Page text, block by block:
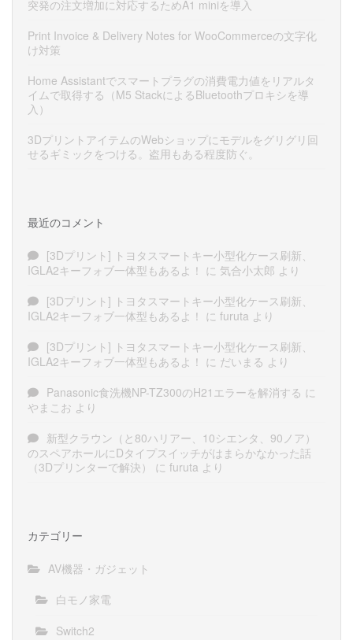
突発の注文増加に対応するためA1 miniを導入
Print Invoice & Delivery Notes for WooCommerceの文字化
け対策
Home Assistantでスマートプラグの消費電力値をリアルタ
イムで取得する（M5 StackによるBluetoothプロキシを導
入）
3DプリントアイテムのWebショップにモデルをグリグリ回
せるギミックをつける。盗用もある程度防ぐ。
最近のコメント
[3Dプリント] トヨタスマートキー小型化ケース刷新、
IGLA2キーフォブ一体型もあるよ！ に 気合小太郎 より
[3Dプリント] トヨタスマートキー小型化ケース刷新、
IGLA2キーフォブ一体型もあるよ！ に furuta より
[3Dプリント] トヨタスマートキー小型化ケース刷新、
IGLA2キーフォブ一体型もあるよ！ に だいまる より
Panasonic食洗機NP-TZ300のH21エラーを解消する に
やまこお より
新型クラウン（と80ハリアー、10シエンタ、90ノア）
のスペアホールにDタイプスイッチがはまらかなかった話
（3Dプリンターで解決）
に furuta より
カテゴリー
AV機器・ガジェット
白モノ家電
Switch2